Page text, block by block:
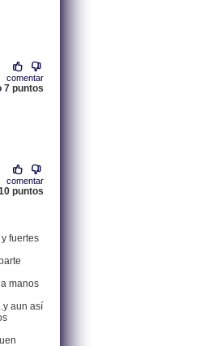
comentar
7 puntos
comentar
puntos
fuertes
manos
aun así